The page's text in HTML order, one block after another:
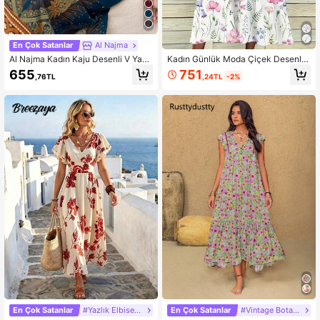
En Çok Satanlar Al Najma
Al Najma Kadın Kaju Desenli V Yaka
Yarasa Kollu Zarif Arap Elbisesi
655 ,76TL
En Çok Satanlar #Yazlık Elbiseler
Kadın Günlük Moda Çiçek Desenli
V Yaka Kolsuz Elbise, Polyester Ku
maş, Pembe, Zarif
751 ,24TL -2%
En Çok Satanlar #Vintage Botanik